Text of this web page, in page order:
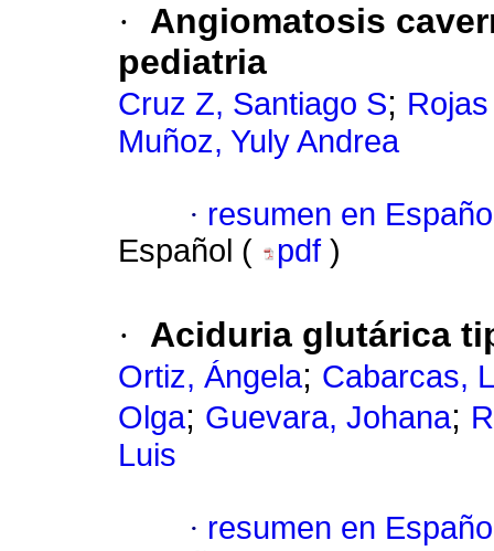
·
Angiomatosis
pediatria
Cruz Z, Santiago S;
Muñoz, Yuly Andrea
· resumen en
Español (
pdf )
· Aciduria glutárica
Ortiz, Ángela; Cabarcas,
Olga; Guevara, Johana;
Luis
· resumen en